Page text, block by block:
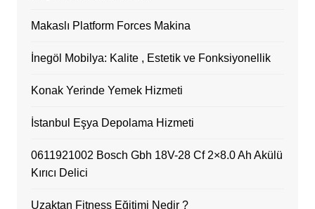
Makaslı Platform Forces Makina
İnegöl Mobilya: Kalite , Estetik ve Fonksiyonellik
Konak Yerinde Yemek Hizmeti
İstanbul Eşya Depolama Hizmeti
0611921002 Bosch Gbh 18V-28 Cf 2×8.0 Ah Akülü
Kırıcı Delici
Uzaktan Fitness Eğitimi Nedir ?